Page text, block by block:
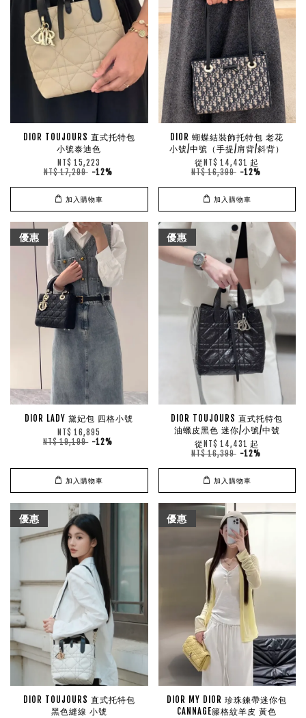
DIOR TOUJOURS 直式托特包
小號泰迪色
NT$ 15,223
NT$ 17,299 -12%
加入購物車
DIOR 蝴蝶結裝飾托特包 老花
小號/中號（手提/肩背/斜背）
從 NT$ 14,431 起
NT$ 16,399 -12%
加入購物車
優惠
DIOR LADY 黛妃包 四格小號
NT$ 16,895
NT$ 19,199 -12%
加入購物車
優惠
DIOR TOUJOURS 直式托特包
油蠟皮黑色 迷你/小號/中號
從 NT$ 14,431 起
NT$ 16,399 -12%
加入購物車
優惠
DIOR TOUJOURS 直式托特包
黑色縫線 小號
優惠
DIOR MY DIOR 珍珠鍊帶迷你包
CANNAGE籐格紋羊皮 黃色